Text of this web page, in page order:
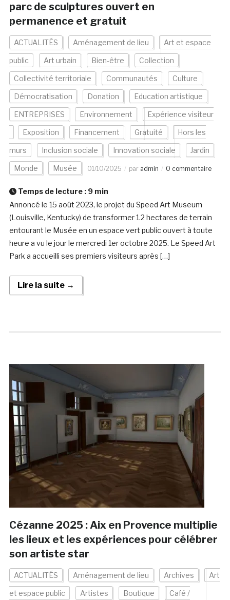
parc de sculptures ouvert en
permanence et gratuit
ACTUALITÉS Aménagement de lieu Art et espace
public Art urbain Bien-être Collection
Collectivité territoriale Communautés Culture
Démocratisation Donation Education artistique
ENTREPRISES Environnement Expérience visiteur
Exposition Financement Gratuité Hors les
murs Inclusion sociale Innovation sociale Jardin
Monde Musée 01/10/2025 par admin 0 commentaire
Temps de lecture : 9 min
Annoncé le 15 août 2023, le projet du Speed Art Museum
(Louisville, Kentucky) de transformer 1.2 hectares de terrain
entourant le Musée en un espace vert public ouvert à toute
heure a vu le jour le mercredi 1er octobre 2025. Le Speed Art
Park a accueilli ses premiers visiteurs après […]
Lire la suite →
Cézanne 2025 : Aix en Provence multiplie
les lieux et les expériences pour célébrer
son artiste star
ACTUALITÉS Aménagement de lieu Archives Art
et espace public Artistes Boutique Café /